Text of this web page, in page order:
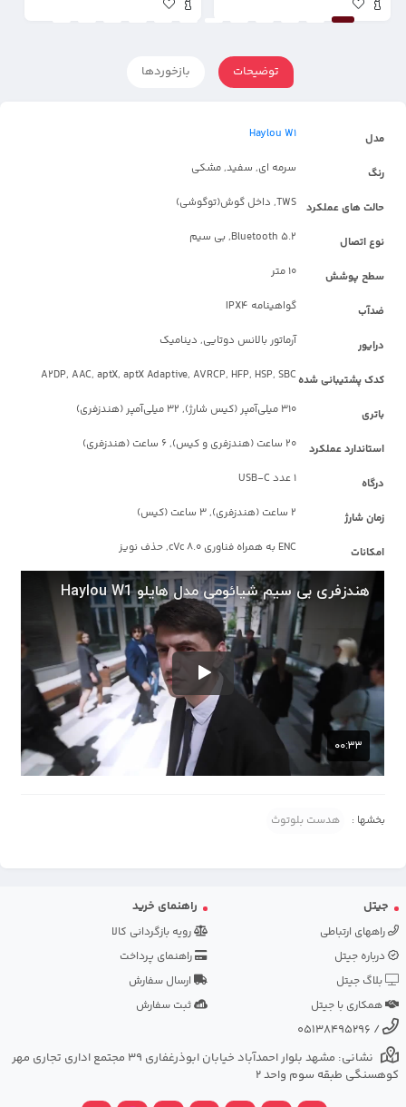
توضیحات بازخوردها
مدل Haylou W1
رنگ سرمه ای, سفید, مشکی
حالت های عملکرد TWS, داخل گوش(توگوشی)
نوع اتصال Bluetooth 5.2, بی سیم
سطح پوشش 10 متر
ضدآب گواهینامه IPX4
درایور آرماتور بالانس دوتایی, دینامیک
کدک پشتیبانی شدهA2DP, AAC, aptX, aptX Adaptive, AVRCP, HFP, HSP, SBC
باتری 310 میلی‌آمپر (کیس شارژ), 32 میلی‌آمپر (هندزفری)
استاندارد عملکرد 20 ساعت (هندزفری و کیس), 6 ساعت (هندزفری)
درگاه 1 عدد USB-C
زمان شارژ 2 ساعت (هندزفری), 3 ساعت (کیس)
امکانات ENC به همراه فناوری cVc 8.0, حذف نویز
بخشها : هدست بلوتوث
جیتل
راههای ارتباطی
درباره جیتل
بلاگ جیتل
همکاری با جیتل
راهنمای خرید
رویه بازگردانی کالا
راهنمای پرداخت
ارسال سفارش
ثبت سفارش
/
05138495296
نشانی: مشهد بلوار احمدآباد خیابان ابوذرغفاری 39 مجتمع اداری تجاری مهر
کوهسنگی طبقه سوم واحد 2